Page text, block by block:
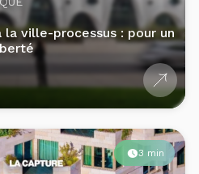
3 min